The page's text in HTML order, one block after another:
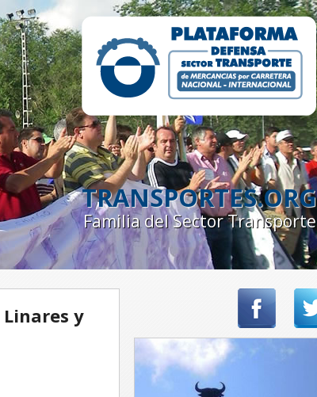
TRANSPORTES.ORG
Familia del Sector Transporte
y